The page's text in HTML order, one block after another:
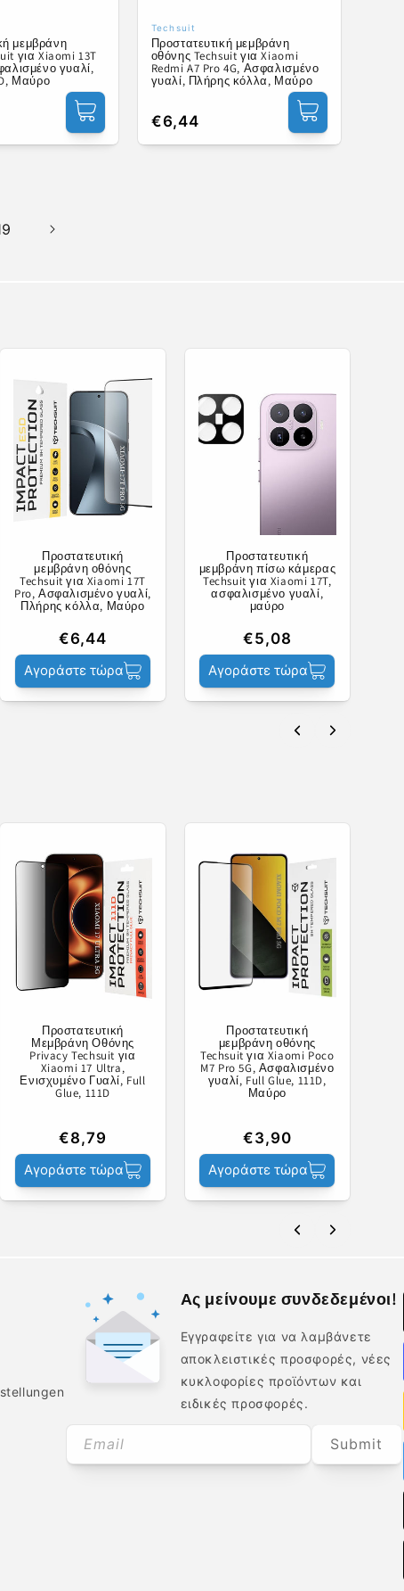
μεμβράνη
για Xiaomi 13T
γυαλί,
Μαύρο
Προμηθευτής:
Techsuit
Προστατευτική μεμβράνη
οθόνης Techsuit για Xiaomi
Redmi A7 Pro 4G, Ασφαλισμένο
γυαλί, Πλήρης κόλλα, Μαύρο
Κανονική
τιμή
€6,44
Προστατευτική
μεμβράνη οθόνης
Techsuit για Xiaomi 17T
Pro, Ασφαλισμένο γυαλί,
Πλήρης κόλλα, Μαύρο
€6,44
Αγοράστε τώρα
Προστατευτική
μεμβράνη πίσω κάμερας
Techsuit για Xiaomi 17T,
ασφαλισμένο γυαλί,
μαύρο
€5,08
Αγοράστε τώρα
Προστατευτική
Μεμβράνη Οθόνης
Privacy Techsuit για
Xiaomi 17 Ultra,
Ενισχυμένο Γυαλί, Full
Glue, 111D
€8,79
Αγοράστε τώρα
Προστατευτική
μεμβράνη οθόνης
Techsuit για Xiaomi Poco
M7 Pro 5G, Ασφαλισμένο
γυαλί, Full Glue, 111D,
Μαύρο
€3,90
Αγοράστε τώρα
Ας μείνουμε συνδεδεμένοι!
Εγγραφείτε για να λαμβάνετε
αποκλειστικές προσφορές, νέες
κυκλοφορίες προϊόντων και
ειδικές προσφορές.
Email Submit